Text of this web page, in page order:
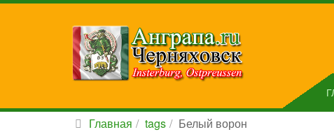
Главная tags Белый ворон